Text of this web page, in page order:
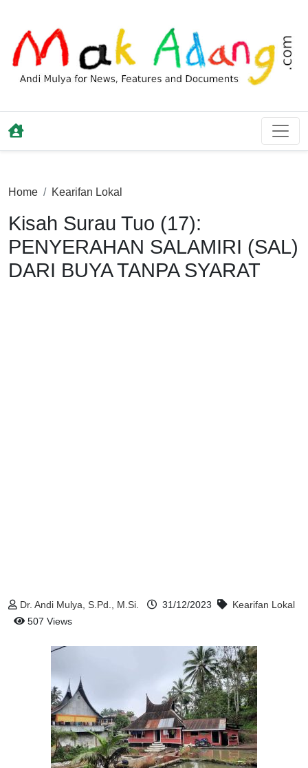
Home Kearifan Lokal
Kisah Surau Tuo (17):
PENYERAHAN SALAMIRI (SAL)
DARI BUYA TANPA SYARAT
Dr. Andi Mulya, S.Pd., M.Si. 31/12/2023
Kearifan Lokal
507 Views